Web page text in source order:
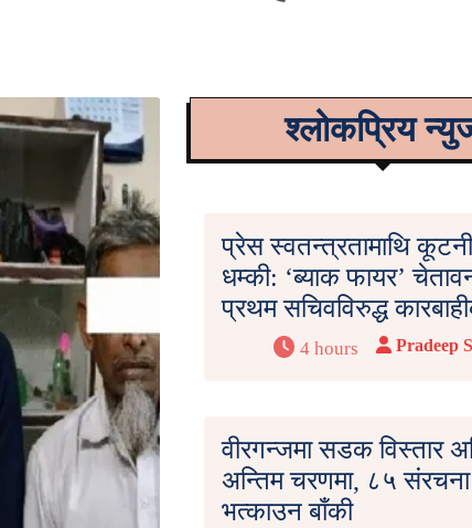
श्लोकप्रिय
प्रेस स्वतन्त्रतामाथि
धम्की: ‘ब्याक फायर’
प्रथम सचिवविरुद्ध
4 hours Pradeep
वीरगन्जमा सडक विस्तार
अन्तिम चरणमा, ८५ संरचना
भत्काउन बाँकी